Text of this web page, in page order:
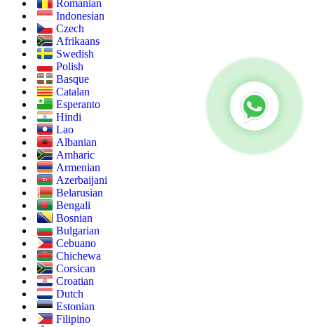
Romanian
Indonesian
Czech
Afrikaans
Swedish
Polish
Basque
Catalan
Esperanto
Hindi
Lao
Albanian
Amharic
Armenian
Azerbaijani
Belarusian
Bengali
Bosnian
Bulgarian
Cebuano
Chichewa
Corsican
Croatian
Dutch
Estonian
Filipino